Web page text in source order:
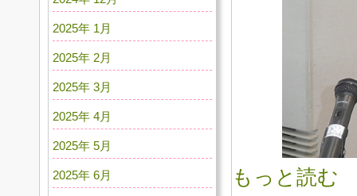
もっと読む
2025年 1月
2025年 2月
2025年 3月
2025年 4月
2025年 5月
2025年 6月